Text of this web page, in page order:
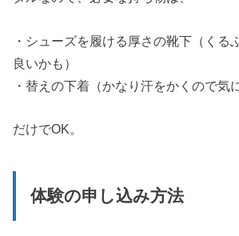
・シューズを履ける厚さの靴下（くる
良いかも）
・替えの下着（かなり汗をかくので気
だけでOK。
体験の申し込み方法